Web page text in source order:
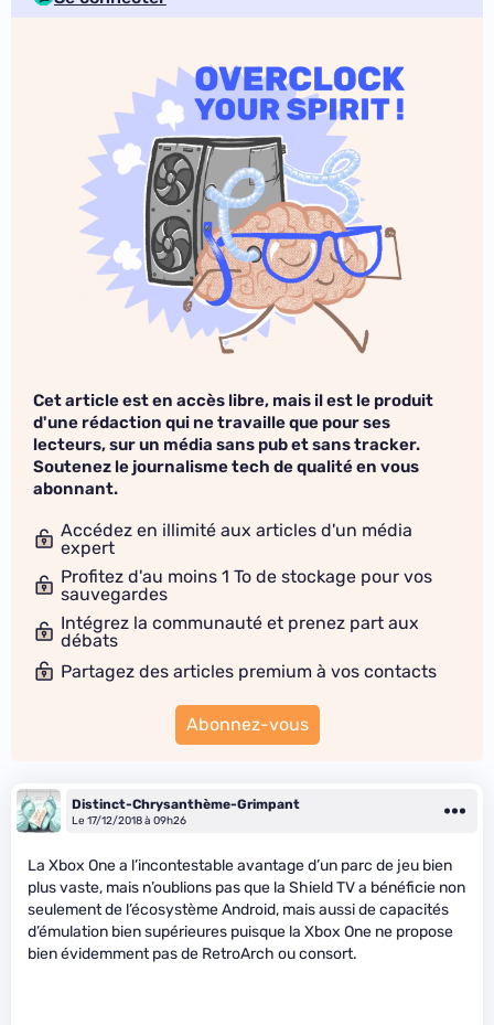
Cet article est en accès libre, mais il est le produit
d'une rédaction qui ne travaille que pour ses
lecteurs, sur un média sans pub et sans tracker.
Soutenez le journalisme tech de qualité en vous
abonnant.
Accédez en illimité aux articles d'un média
expert
Profitez d'au moins 1 To de stockage pour vos
sauvegardes
Intégrez la communauté et prenez part aux
débats
Partagez des articles premium à vos contacts
Abonnez-vous
Distinct-Chrysanthème-Grimpant
Le 17/12/2018 à 09h26
La Xbox One a l’incontestable avantage d’un parc de jeu bien
plus vaste, mais n’oublions pas que la Shield TV a bénéficie non
seulement de l’écosystème Android, mais aussi de capacités
d’émulation bien supérieures puisque la Xbox One ne propose
bien évidemment pas de RetroArch ou consort.